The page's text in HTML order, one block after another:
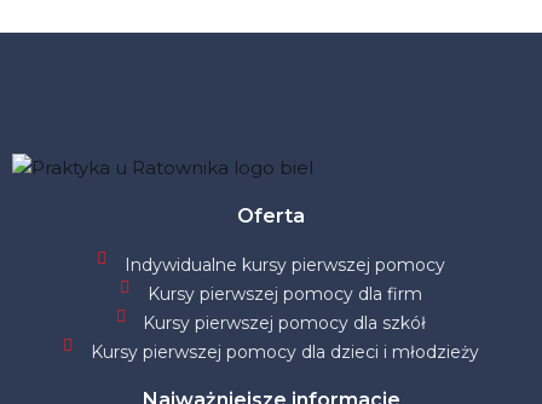
Oferta
Indywidualne kursy pierwszej pomocy
Kursy pierwszej pomocy dla firm
Kursy pierwszej pomocy dla szkół
Kursy pierwszej pomocy dla dzieci i młodzieży